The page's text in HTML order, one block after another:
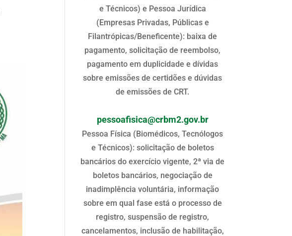
e Técnicos) e Pessoa Jurídica
(Empresas Privadas, Públicas e
Filantrópicas/Beneficente): baixa de
pagamento, solicitação de reembolso,
pagamento em duplicidade e dívidas
sobre emissões de certidões e dúvidas
de emissões de CRT.
pessoafisica@crbm2.gov.br
Pessoa Física (Biomédicos, Tecnólogos
e Técnicos): solicitação de boletos
bancários do exercício vigente, 2ª via de
boletos bancários, negociação de
inadimplência voluntária, informação
sobre em qual fase está o processo de
registro, suspensão de registro,
cancelamentos, inclusão de habilitação,